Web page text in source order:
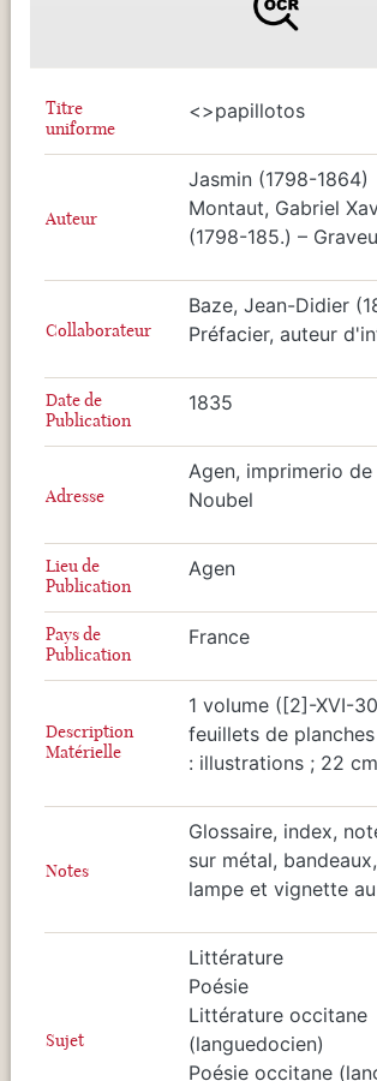
Titre
uniforme
<>papillotos
Auteur
Jasmin (1798-1864)
Montaut, Gabriel
(1798-185.) –
Collaborateur
Baze, Jean-Didier
Préfacier, auteur
Date de
Publication
1835
Adresse
Agen, imprimerio
Noubel
Lieu de
Publication
Agen
Pays de
Publication
France
Description
Matérielle
1 volume ([2]-XVI-
feuillets de
: illustrations ; 22 cm
Notes
Glossaire, index,
sur métal,
lampe et vignette
Sujet
Littérature
Poésie
Littérature occitane
(languedocien)
Poésie occitane